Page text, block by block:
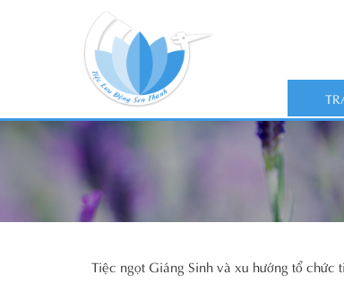
Tiệc ngọt Giáng Sinh và xu hướng tổ chức